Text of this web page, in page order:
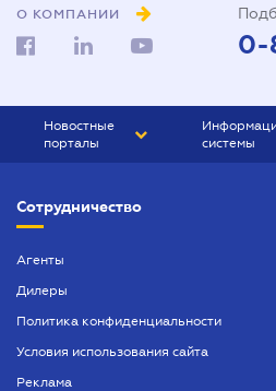
О КОМПАНИИ
0-
Новостные
порталы
БИЗНЕС
системы
ЮРИСТ
Сотрудничество
Агенты
Дилеры
Политика конфиденциальности
Условия использования сайта
Реклама